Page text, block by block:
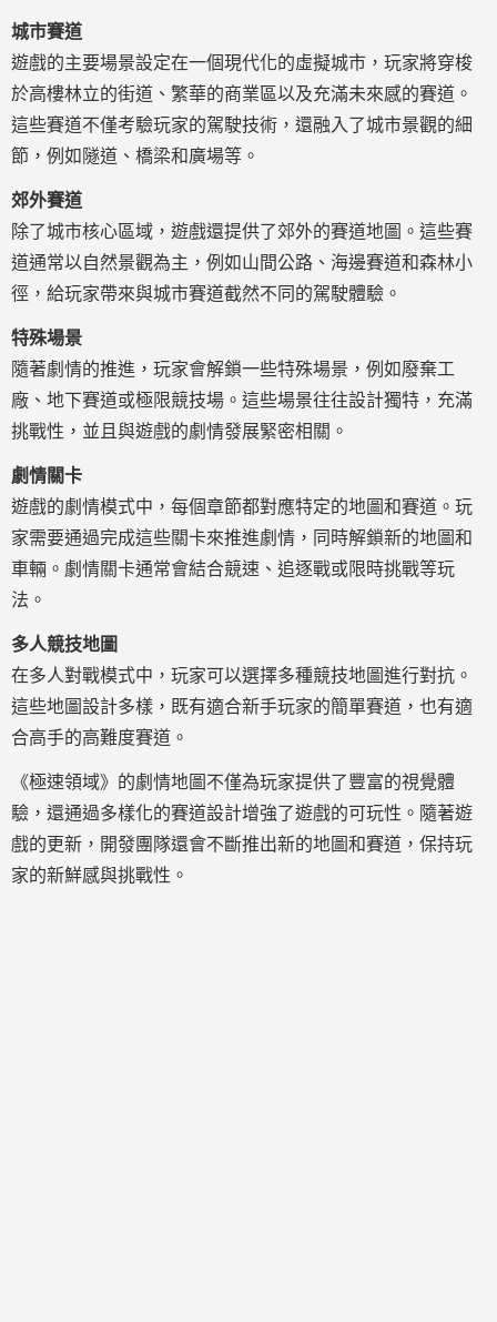
城市賽道
遊戲的主要場景設定在一個現代化的虛擬城市，玩家將穿梭
於高樓林立的街道、繁華的商業區以及充滿未來感的賽道。
這些賽道不僅考驗玩家的駕駛技術，還融入了城市景觀的細
節，例如隧道、橋梁和廣場等。
郊外賽道
除了城市核心區域，遊戲還提供了郊外的賽道地圖。這些賽
道通常以自然景觀為主，例如山間公路、海邊賽道和森林小
徑，給玩家帶來與城市賽道截然不同的駕駛體驗。
特殊場景
隨著劇情的推進，玩家會解鎖一些特殊場景，例如廢棄工
廠、地下賽道或極限競技場。這些場景往往設計獨特，充滿
挑戰性，並且與遊戲的劇情發展緊密相關。
劇情關卡
遊戲的劇情模式中，每個章節都對應特定的地圖和賽道。玩
家需要通過完成這些關卡來推進劇情，同時解鎖新的地圖和
車輛。劇情關卡通常會結合競速、追逐戰或限時挑戰等玩
法。
多人競技地圖
在多人對戰模式中，玩家可以選擇多種競技地圖進行對抗。
這些地圖設計多樣，既有適合新手玩家的簡單賽道，也有適
合高手的高難度賽道。
《極速領域》的劇情地圖不僅為玩家提供了豐富的視覺體
驗，還通過多樣化的賽道設計增強了遊戲的可玩性。隨著遊
戲的更新，開發團隊還會不斷推出新的地圖和賽道，保持玩
家的新鮮感與挑戰性。